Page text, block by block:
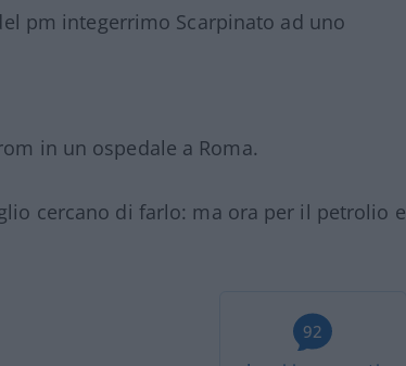
pm integerrimo Scarpinato ad uno
in un ospedale a Roma.
cercano di farlo: ma ora per il petrolio e
92